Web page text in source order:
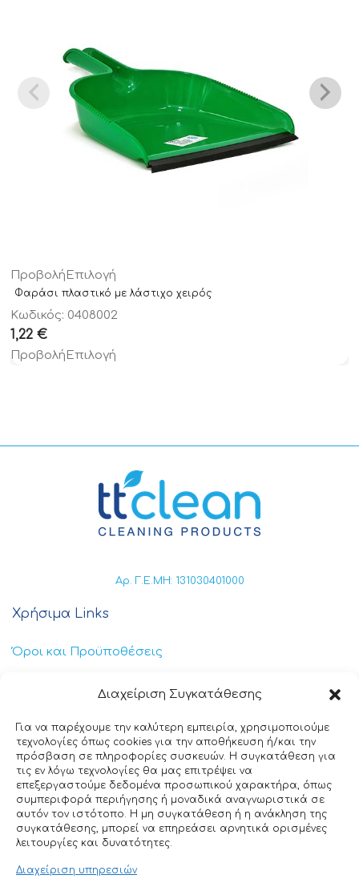
Διαχείριση Συγκατάθεσης
Για να παρέχουμε την καλύτερη εμπειρία, χρησιμοποιούμε
τεχνολογίες όπως cookies για την αποθήκευση ή/και την
πρόσβαση σε πληροφορίες συσκευών. Η συγκατάθεση για
τις εν λόγω τεχνολογίες θα μας επιτρέψει να
επεξεργαστούμε δεδομένα προσωπικού χαρακτήρα, όπως
συμπεριφορά περιήγησης ή μοναδικά αναγνωριστικά σε
αυτόν τον ιστότοπο. Η μη συγκατάθεση ή η ανάκληση της
συγκατάθεσης, μπορεί να επηρεάσει αρνητικά ορισμένες
λειτουργίες και δυνατότητες.
Διαχείριση υπηρεσιών
ΠροβολήΕπιλογή
Φαράσι πλαστικό με λάστιχο χειρός
Κωδικός: 0408002
1,22 €
ΠροβολήΕπιλογή
Αρ. Γ.Ε.ΜΗ: 131030401000
Χρήσιμα Links
Όροι και Προϋποθέσεις
Πολιτική Απορρήτου
Πολιτική Cookies
Επικοινωνία
+30 211 404 0235
info@ttclean.gr